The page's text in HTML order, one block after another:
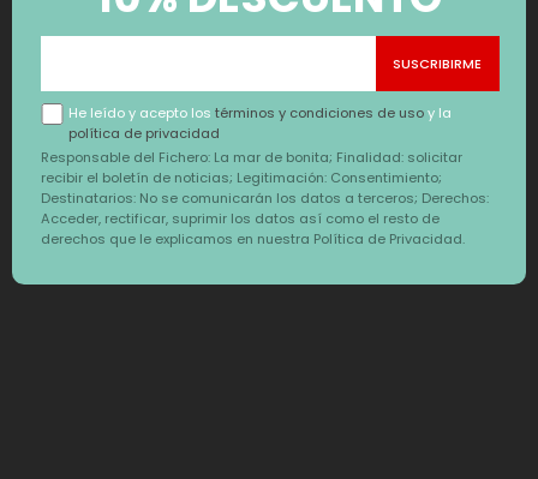
cuesta nada con la mar de bonita.
Conjunto mujer bolsa tote mujer a juego con neceser.... la
opción perfecta.
MEDIDAS BOLSA: 36X34X11 cm MEDIDAS NECESER: 22,5X15X7
cm
Responsable del Fichero: La mar de bonita; Finalidad: solicitar
recibir el boletín de noticias; Legitimación: Consentimiento;
Destinatarios: No se comunicarán los datos a terceros; Derechos:
Acceder, rectificar, suprimir los datos así como el resto de
derechos que le explicamos en nuestra Política de Privacidad.
He leído y acepto lostérminos y condiciones de usoy la
política de privacidad